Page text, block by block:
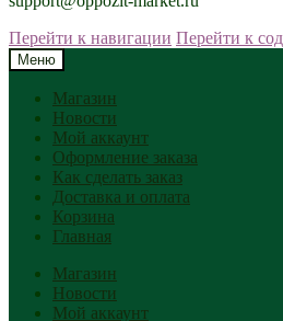
Перейти к навигации Перейти к
Меню
Магазин
Новости
Мой аккаунт
Оформление заказа
Как сделать заказ
Доставка и оплата
Корзина
Главная
Магазин
Новости
Мой аккаунт